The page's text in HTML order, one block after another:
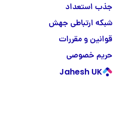
جذب استعداد
شبکه ارتباطی جهش
قوانین و مقررات
حریم خصوصی
Jahesh UK